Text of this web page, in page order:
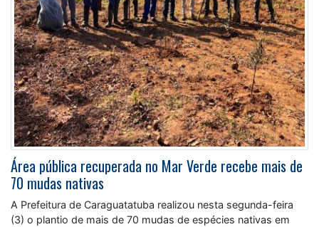
Área pública recuperada no Mar Verde recebe mais de
70 mudas nativas
A Prefeitura de Caraguatatuba realizou nesta segunda-feira
(3) o plantio de mais de 70 mudas de espécies nativas em